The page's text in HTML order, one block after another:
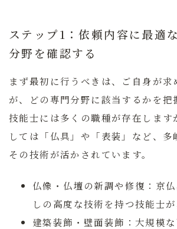
ステップ1：依頼内容に最適
分野を確認する
まず最初に行うべきは、ご自身が求
が、どの専門分野に該当するかを把
技能士には多くの職種が存在します
しては「仏具」や「表装」など、多
その技術が活かされています。
仏像・仏壇の新調や修復： 京
しの高度な技術を持つ技能士が
建築装飾・壁面装飾： 大規模